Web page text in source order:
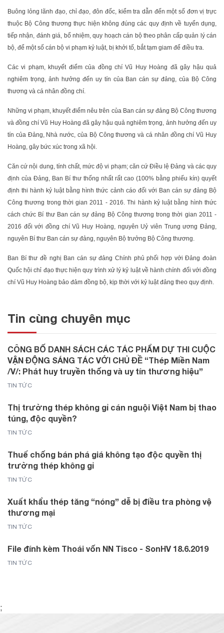
Buông lỏng lãnh đạo, chỉ đạo, đôn đốc, kiểm tra dẫn đến một số đơn vị trực
thuộc Bộ Công thương thực hiện không đúng các quy định về tuyển dụng,
tiếp nhận, đánh giá, bổ nhiệm, quy hoạch cán bộ theo phân cấp quản lý cán
bộ, để một số cán bộ vi phạm kỷ luật, bị khởi tố, bắt tạm giam để điều tra.
Các vi phạm, khuyết điểm của đồng chí Vũ Huy Hoàng đã gây hậu quả
nghiêm trọng, ảnh hưởng đến uy tín của Ban cán sự đảng, của Bộ Công
thương và cá nhân đồng chí.
Những vi phạm, khuyết điểm nêu trên của Ban cán sự đảng Bộ Công thương
và đồng chí Vũ Huy Hoàng đã gây hậu quả nghiêm trọng, ảnh hưởng đến uy
tín của Đảng, Nhà nước, của Bộ Công thương và cá nhân đồng chí Vũ Huy
Hoàng, gây bức xúc trong xã hội.
Căn cứ nội dung, tính chất, mức độ vi phạm; căn cứ Điều lệ Đảng và các quy
định của Đảng, Ban Bí thư thống nhất rất cao (100% bằng phiếu kín) quyết
định thi hành kỷ luật bằng hình thức cảnh cáo đối với Ban cán sự đảng Bộ
Công thương trong thời gian 2011 - 2016. Thi hành kỷ luật bằng hình thức
cách chức Bí thư Ban cán sự đảng Bộ Công thương trong thời gian 2011 -
2016 đối với đồng chí Vũ Huy Hoàng, nguyên Uỷ viên Trung ương Đảng,
nguyên Bí thư Ban cán sự đảng, nguyên Bộ trưởng Bộ Công thương.
Ban Bí thư đề nghị Ban cán sự đảng Chính phủ phối hợp với Đảng đoàn
Quốc hội chỉ đạo thực hiện quy trình xử lý kỷ luật về hành chính đối với đồng
chí Vũ Huy Hoàng bảo đảm đồng bộ, kịp thời với kỷ luật đảng theo quy định.
Tin cùng chuyên mục
CÔNG BỐ DANH SÁCH CÁC TÁC PHẨM DỰ THI CUỘC
VẬN ĐỘNG SÁNG TÁC VỚI CHỦ ĐỀ “Thép Miền Nam
/V/: Phát huy truyền thống và uy tín thương hiệu”
TIN TỨC
Thị trường thép không gỉ cán nguội Việt Nam bị thao
túng, độc quyền?
TIN TỨC
Thuế chống bán phá giá không tạo độc quyền thị
trường thép không gỉ
TIN TỨC
Xuất khẩu thép tăng “nóng” dễ bị điều tra phòng vệ
thương mại
TIN TỨC
File đính kèm Thoái vốn NN Tisco - SonHV 18.6.2019
TIN TỨC
;